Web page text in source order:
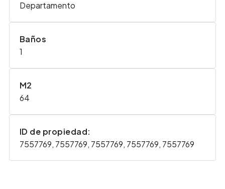
Departamento
Baños
1
M2
64
ID de propiedad:
7557769, 7557769, 7557769, 7557769, 7557769